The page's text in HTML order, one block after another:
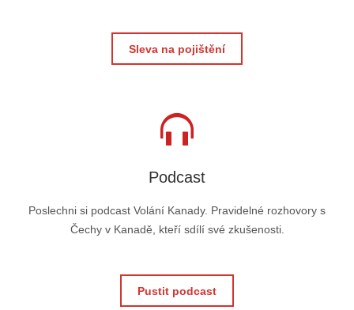
Sleva na pojištění
Podcast
Poslechni si podcast Volání Kanady. Pravidelné rozhovory s
Čechy v Kanadě, kteří sdílí své zkušenosti.
Pustit podcast